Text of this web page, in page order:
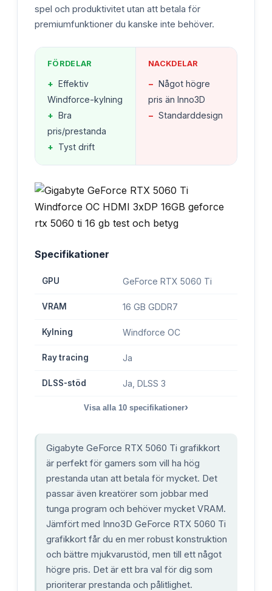
spel och produktivitet utan att betala för
premiumfunktioner du kanske inte behöver.
FÖRDELAR
+ Effektiv
Windforce-kylning
+ Bra
pris/prestanda
+ Tyst drift
NACKDELAR
− Något högre
pris än Inno3D
− Standarddesign
Specifikationer
GPU GeForce RTX 5060 Ti
VRAM 16 GB GDDR7
Kylning Windforce OC
Ray tracing Ja
DLSS-stöd Ja, DLSS 3
Visa alla 10 specifikationer›
Gigabyte GeForce RTX 5060 Ti grafikkort
är perfekt för gamers som vill ha hög
prestanda utan att betala för mycket. Det
passar även kreatörer som jobbar med
tunga program och behöver mycket VRAM.
Jämfört med Inno3D GeForce RTX 5060 Ti
grafikkort får du en mer robust konstruktion
och bättre mjukvarustöd, men till ett något
högre pris. Det är ett bra val för dig som
prioriterar prestanda och pålitlighet.